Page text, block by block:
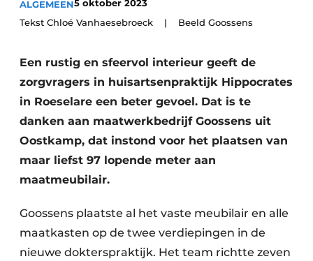
Video’s
Aanmelden
Bedrijven
Contact
Beton & Staalbouw
Brandveiligheid
BIM
Evenementen
Houtbouw
HVAC
ALGEMEEN5 oktober 2023
Tekst Chloé Vanhaesebroeck | Beeld Goossens
Een rustig en sfeervol interieur geeft de
zorgvragers in huisartsenpraktijk Hippocrates
in Roeselare een beter gevoel. Dat is te
danken aan maatwerkbedrijf Goossens uit
Oostkamp, dat instond voor het plaatsen van
maar liefst 97 lopende meter aan
maatmeubilair.
Goossens plaatste al het vaste meubilair en alle
maatkasten op de twee verdiepingen in de
nieuwe dokterspraktijk. Het team richtte zeven